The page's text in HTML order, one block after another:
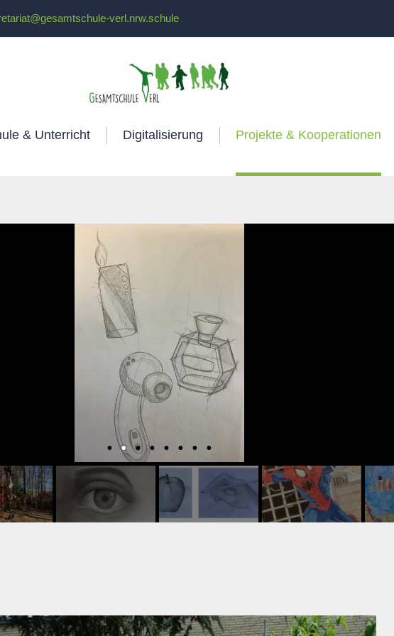
verl.nrw.schule
& Unterricht Digitalisierung Projekte & Kooperationen